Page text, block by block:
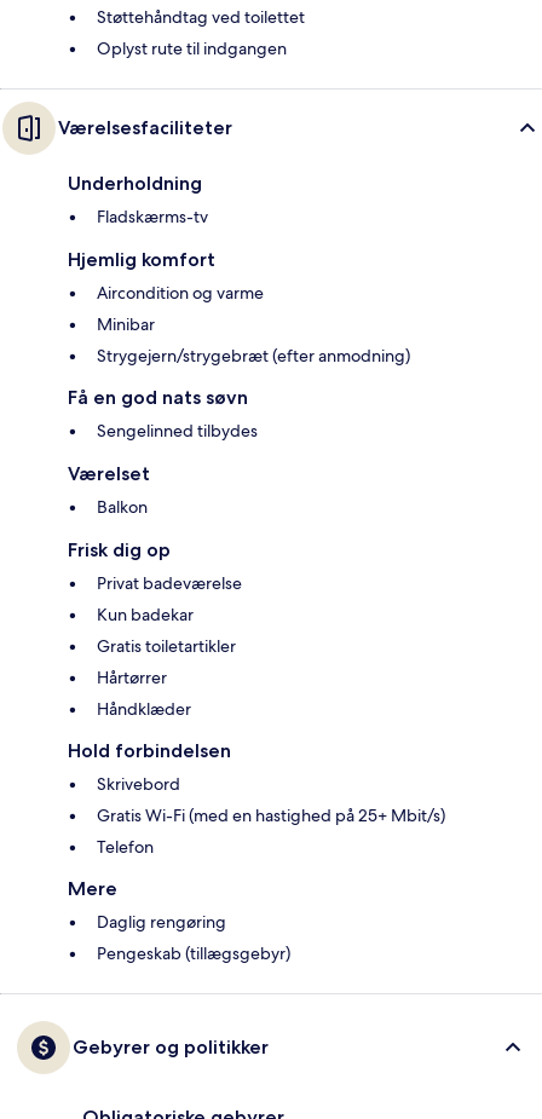
Støttehåndtag ved toilettet
Oplyst rute til indgangen
Værelsesfaciliteter
Underholdning
Fladskærms-tv
Hjemlig komfort
Aircondition og varme
Minibar
Strygejern/strygebræt (efter anmodning)
Få en god nats søvn
Sengelinned tilbydes
Værelset
Balkon
Frisk dig op
Privat badeværelse
Kun badekar
Gratis toiletartikler
Hårtørrer
Håndklæder
Hold forbindelsen
Skrivebord
Gratis Wi-Fi (med en hastighed på 25+ Mbit/s)
Telefon
Mere
Daglig rengøring
Pengeskab (tillægsgebyr)
Gebyrer og politikker